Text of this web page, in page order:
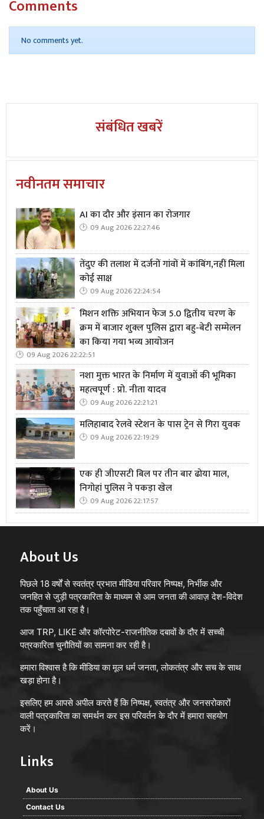
Comments
No comments yet.
संबंधित खबरें
नवीनतम समाचार
AI का दौर और इंसान का रोजगार
09 Aug 2026 22:27:46
तेंदुए की तलाश में दर्जनों गांवों में कांबिंग,नहीं मिला
कोई साक्ष
09 Aug 2026 22:24:54
मिशन शक्ति अभियान फेज 5.0 द्वितीय चरण के
क्रम में बाजार शुक्ल पुलिस द्वारा बहु-बेटी सम्मेलन
का किया गया भव्य आयोजन
09 Aug 2026 22:22:51
नशा मुक्त भारत के निर्माण में युवाओं की भूमिका
महत्वपूर्ण : प्रो. नीता यादव
09 Aug 2026 22:21:21
मलिहाबाद रेलवे स्टेशन के पास ट्रेन से गिरा युवक
09 Aug 2026 22:19:29
एक ही जीएसटी बिल पर तीन बार ढोया माल,
निगोहां पुलिस ने पकड़ा खेल
09 Aug 2026 22:17:57
About Us
पिछले 18 वर्षों से स्वतंत्र प्रभात मीडिया परिवार निष्पक्ष, निर्भीक और
जनहित से जुड़ी पत्रकारिता के माध्यम से आम जनता की आवाज़ देश-विदेश
तक पहुँचाता आ रहा है।
आज TRP, LIKE और कॉरपोरेट-राजनीतिक दबावों के दौर में सच्ची
पत्रकारिता चुनौतियों का सामना कर रही है।
हमारा विश्वास है कि मीडिया का मूल धर्म जनता, लोकतंत्र और सच के साथ
खड़ा होना है।
इसलिए हम आपसे अपील करते हैं कि निष्पक्ष, स्वतंत्र और जनसरोकारों
वाली पत्रकारिता का समर्थन कर इस परिवर्तन के दौर में हमारा सहयोग
करें।
Links
About Us
Contact Us